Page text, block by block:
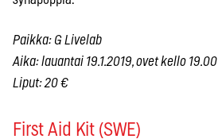
Paikka: G Livelab
Aika: lauantai 19.1.2019, ovet kello 19.00
Liput: 20 €
First Aid Kit (SWE)